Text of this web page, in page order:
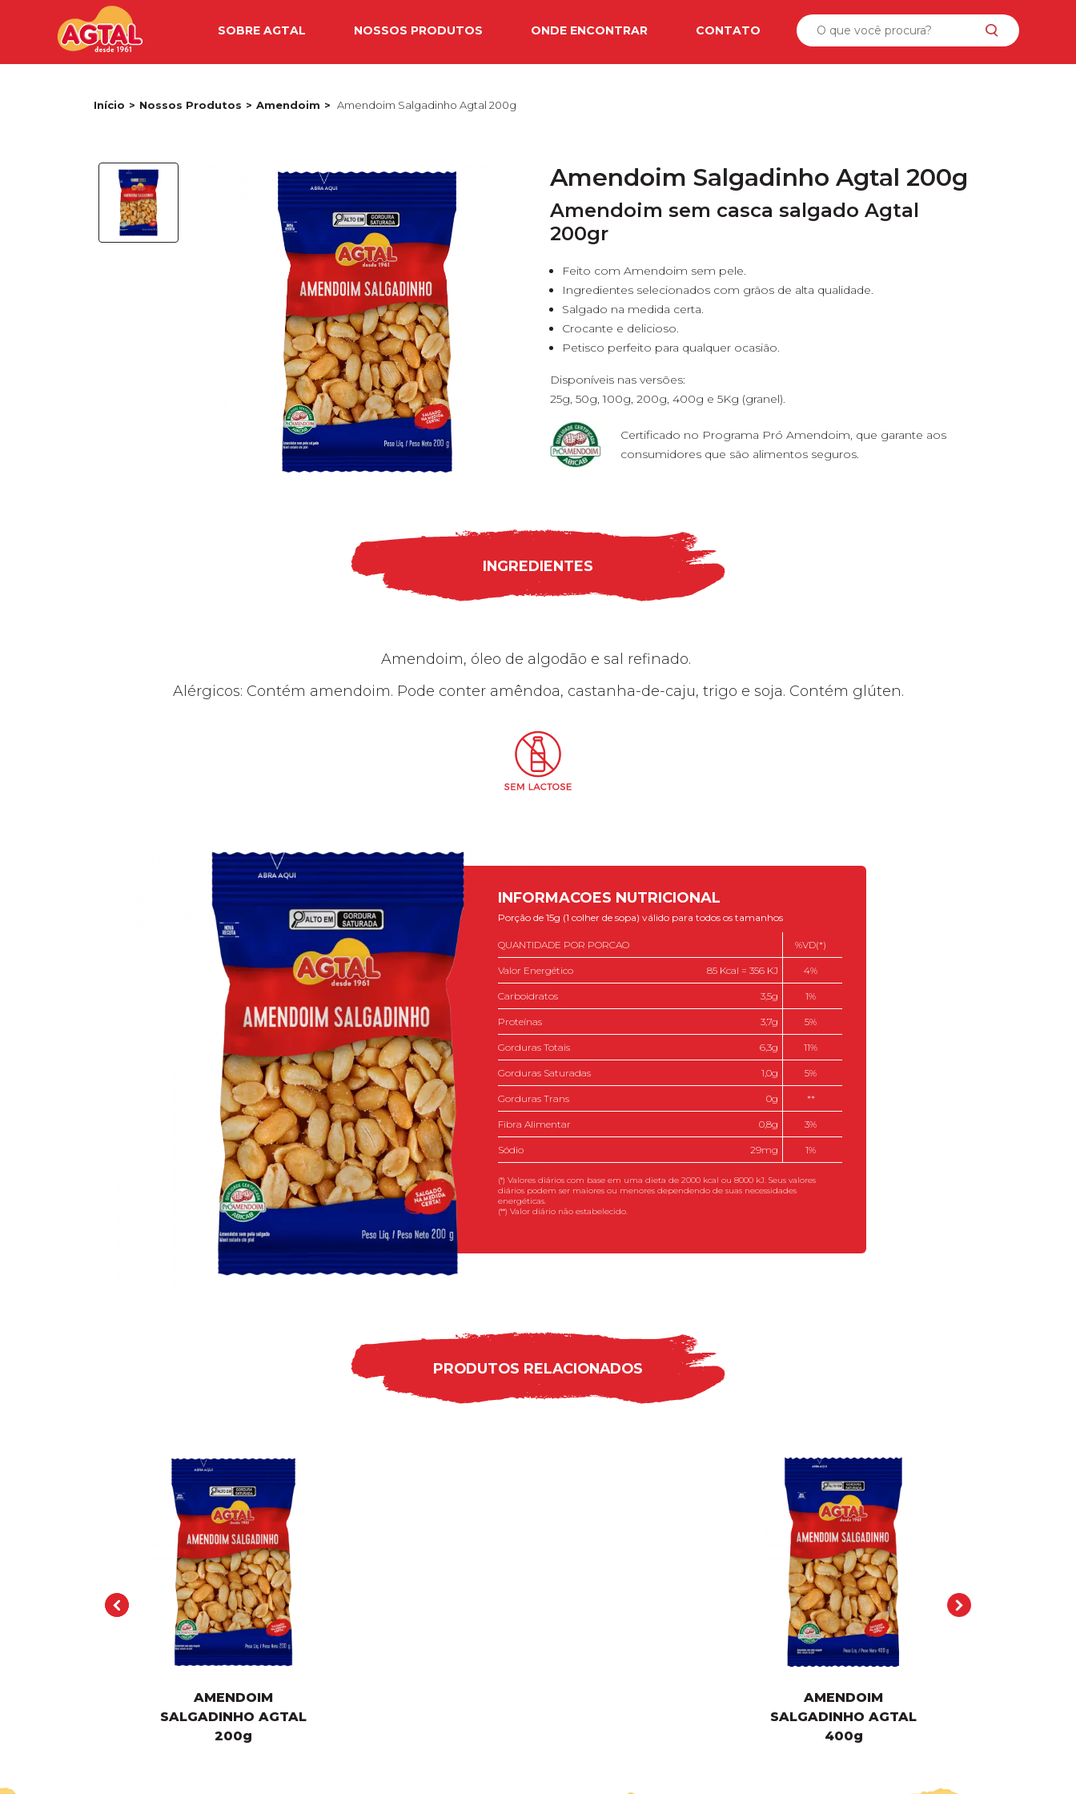
SOBRE AGTAL NOSSOS PRODUTOS ONDE ENCONTRAR CONTATO
Início Nossos Produtos Amendoim Amendoim Salgadinho Agtal 200g
Amendoim Salgadinho Agtal 200g
Amendoim sem casca salgado Agtal
200gr
Feito com Amendoim sem pele.
Ingredientes selecionados com grãos de alta qualidade.
Salgado na medida certa.
Crocante e delicioso.
Petisco perfeito para qualquer ocasião.
Disponíveis nas versões:
25g, 50g, 100g, 200g, 400g e 5Kg (granel).
Certificado no Programa Pró Amendoim, que garante aos
consumidores que são alimentos seguros.
INGREDIENTES
Amendoim, óleo de algodão e sal refinado.
Alérgicos: Contém amendoim. Pode conter amêndoa, castanha-de-caju, trigo e soja. Contém glúten.
INFORMACOES NUTRICIONAL
Porção de 15g (1 colher de sopa) válido para todos os tamanhos
QUANTIDADE POR PORCAO %VD(*)
Valor Energético 85 Kcal = 356 KJ 4%
Carboidratos 3,5g 1%
Proteínas 3,7g 5%
Gorduras Totais 6,3g 11%
Gorduras Saturadas 1,0g 5%
Gorduras Trans 0g **
Fibra Alimentar 0,8g 3%
Sódio 29mg 1%
(*) Valores diários com base em uma dieta de 2000 kcal ou 8000 kJ. Seus valores
diários podem ser maiores ou menores dependendo de suas necessidades
energéticas.
(**) Valor diário não estabelecido.
PRODUTOS RELACIONADOS
AMENDOIM
SALGADINHO AGTAL
200g
AMENDOIM
SALGADINHO AGTAL
400g